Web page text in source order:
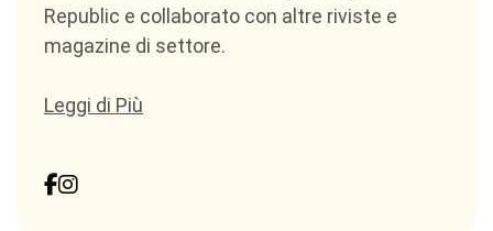
Republic e collaborato con altre riviste e
magazine di settore.
Leggi di Più